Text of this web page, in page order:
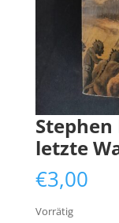
Stephen
letzte
€3,00
Vorrätig